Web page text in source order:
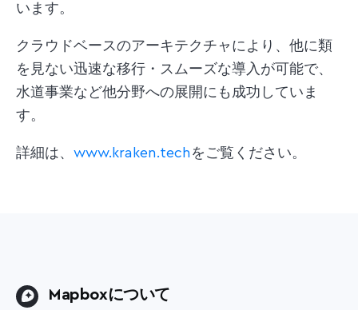
います。
クラウドベースのアーキテクチャにより、他に類
を見ない迅速な移行・スムーズな導入が可能で、
水道事業など他分野への展開にも成功していま
す。
詳細は、 www.kraken.techをご覧ください。
Mapboxについて